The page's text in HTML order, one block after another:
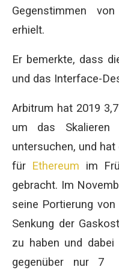
Gegenstimmen
erhielt.
Er bemerkte, dass
und das Interface-
Arbitrum hat 2019
um das
untersuchen, und
für Ethereum im
gebracht. Im
seine Portierung
Senkung der
zu haben und
gegenüber nur 7